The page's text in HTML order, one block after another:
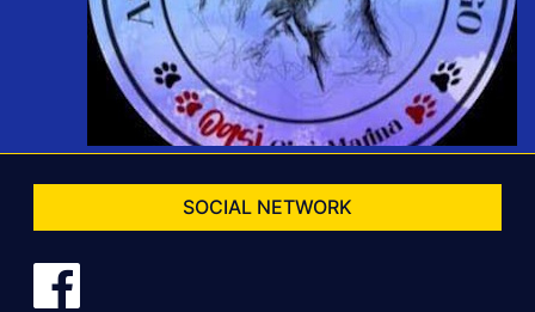
SOCIAL NETWORK